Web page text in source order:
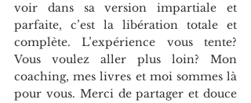
voir dans sa version impartiale et
parfaite, c’est la libération totale et
complète. L’expérience vous tente?
Vous voulez aller plus loin? Mon
coaching, mes livres et moi sommes là
pour vous. Merci de partager et douce